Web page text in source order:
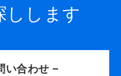
しします
い合わせ −